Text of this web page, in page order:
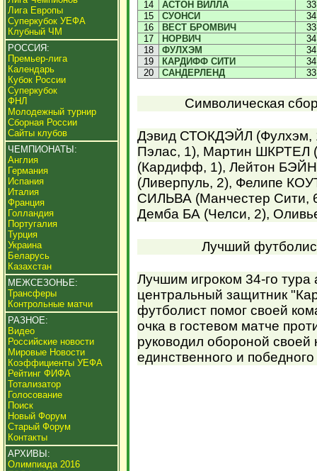
Лига Европы
Суперкубок УЕФА
Клубный ЧМ
РОССИЯ:
Премьер-лига
Календарь
Кубок России
Суперкубок
ФНЛ
Молодежный турнир
Сборная России
Сайты клубов
ЧЕМПИОНАТЫ:
Англия
Германия
Испания
Италия
Франция
Голландия
Португалия
Турция
Украина
Беларусь
Казахстан
МЕЖСЕЗОНЬЕ:
Трансферы
Контрольные матчи
РАЗНОЕ:
Видео
Российские новости
Мировые Новости
Коэффициенты УЕФА
Рейтинг ФИФА
Тотализатор
Голосование
Поиск
Новый Форум
Старый Форум
Контакты
АРХИВЫ:
Олимпиада 2016
14
АСТОН ВИЛЛА
33
15
СУОНСИ
34
16
ВЕСТ БРОМВИЧ
33
17
НОРВИЧ
34
18
ФУЛХЭМ
34
19
КАРДИФФ СИТИ
34
20
САНДЕРЛЕНД 33
Символическая
Дэвид СТОКДЭЙЛ
Пэлас, 1), Мартин ШКРТЕЛ
(Кардифф, 1), Лейтон
(Ливерпуль, 2), Фелипе
СИЛЬВА (Манчестер Сити,
Демба БА (Челси, 2),
Лучший
Лучшим игроком 34-го тура
центральный защитник
футболист помог своей
очка в гостевом матче
руководил обороной
единственного и победного